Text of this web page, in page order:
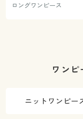
ロングワンピース
ワンピ
ニットワンピー